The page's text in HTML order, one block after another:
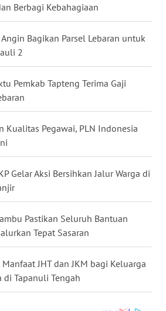
Berbagi Kebahagiaan
Angin Bagikan Parsel Lebaran untuk
2
Pemkab Tapteng Terima Gaji
Kualitas Pegawai, PLN Indonesia
Gelar Aksi Bersihkan Jalur Warga di
Pastikan Seluruh Bantuan
Tepat Sasaran
Manfaat JHT dan JKM bagi Keluarga
di Tapanuli Tengah